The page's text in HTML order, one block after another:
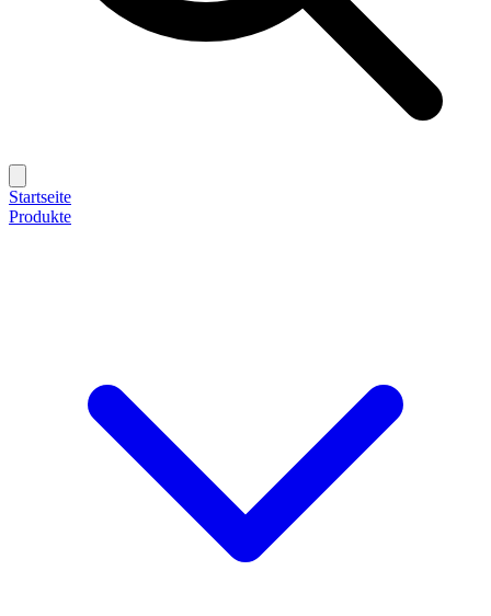
Startseite
Produkte